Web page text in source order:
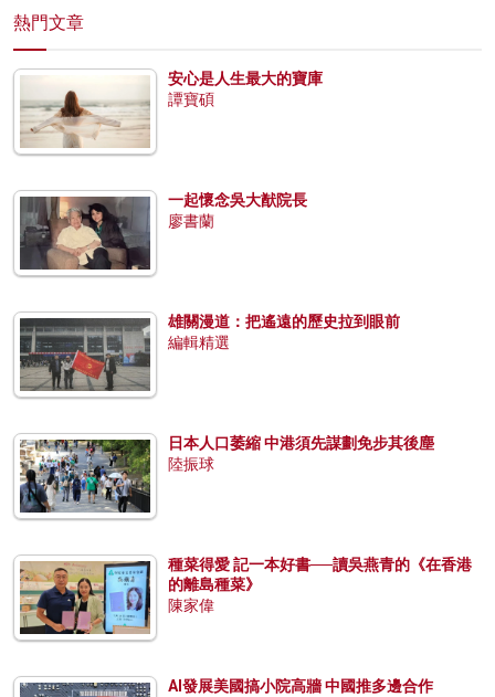
熱門文章
安心是人生最大的寶庫
譚寶碩
一起懷念吳大猷院長
廖書蘭
雄關漫道：把遙遠的歷史拉到眼前
編輯精選
日本人口萎縮 中港須先謀劃免步其後塵
陸振球
種菜得愛 記一本好書──讀吳燕青的《在香港
的離島種菜》
陳家偉
AI發展美國搞小院高牆 中國推多邊合作